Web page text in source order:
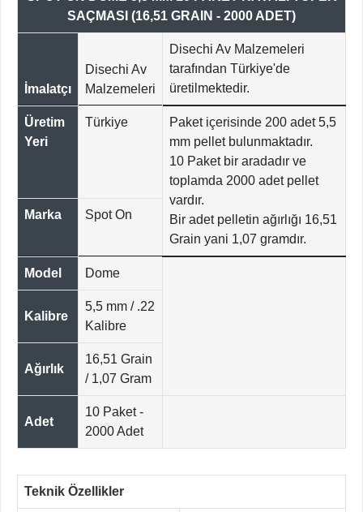
SAÇMASI (16,51 GRAIN - 2000 ADET)
İmalatçı
Disechi Av
Malzemeleri
Disechi Av Malzemeleri
tarafından Türkiye'de
üretilmektedir.
Üretim
Yeri
Türkiye
Paket içerisinde 200 adet 5,5
mm pellet bulunmaktadır.
10 Paket bir aradadır ve
toplamda 2000 adet pellet
vardır.
Bir adet pelletin ağırlığı 16,51
Grain yani 1,07 gramdır.
Marka Spot On
Model Dome
Kalibre
5,5 mm / .22
Kalibre
Ağırlık
16,51 Grain
/ 1,07 Gram
Adet
10 Paket -
2000 Adet
Teknik Özellikler